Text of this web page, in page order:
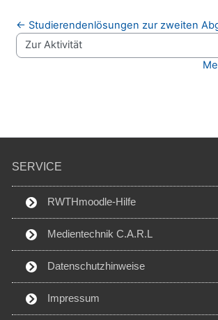
← Studierendenlösungen zur zweiten
Zur Aktivität
SERVICE
RWTHmoodle-Hilfe
Medientechnik C.A.R.L
Datenschutzhinweise
Impressum